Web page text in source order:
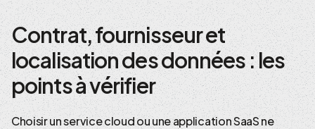
Contrat, fournisseur et
localisation des données : les
points à vérifier
Choisir un service cloud ou une application SaaS ne